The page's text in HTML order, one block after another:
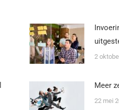
2
Meer
22 mei